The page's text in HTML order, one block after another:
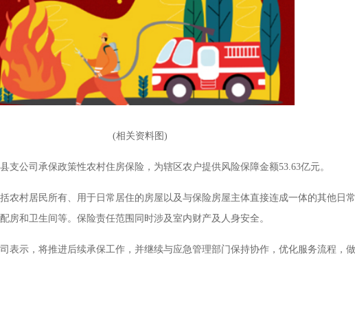
(相关资料图)
支公司承保政策性农村住房保险，为辖区农户提供风险保障金额53.63亿元。
农村居民所有、用于日常居住的房屋以及与保险房屋主体直接连成一体的其他日常
房和卫生间等。保险责任范围同时涉及室内财产及人身安全。
表示，将推进后续承保工作，并继续与应急管理部门保持协作，优化服务流程，